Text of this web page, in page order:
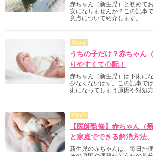
赤ちゃん（新生児）と初めて
安になりませんか？この記事
意点について紹介します。
尋ねる
うちの子だけ？赤ちゃん
りやすくて心配！
赤ちゃん（新生児）は下痢に
少なくないはず。この記事で
痢になってしまう原因や対処
尋ねる
【医師監修】赤ちゃん（
と家庭でできる解消方法
新生児の赤ちゃんは、毎日排